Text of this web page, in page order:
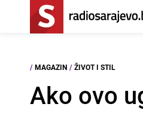
/ MAGAZIN / ŽIVOT I STIL
Ako ovo